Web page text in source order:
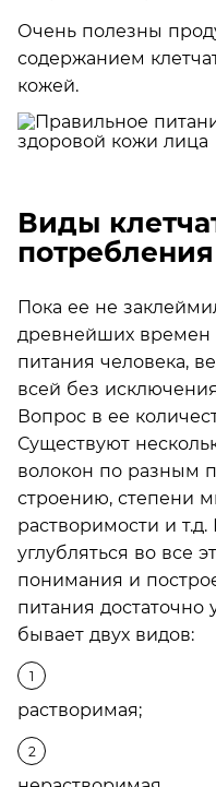
Очень полезны
содержанием
кожей.
Виды
потребления
Пока ее не
древнейших времен
питания человека,
всей без
Вопрос в ее
Существуют
волокон по разным
строению, степени
растворимости и
углубляться во все
понимания и
питания достаточно
бывает двух видов:
растворимая;